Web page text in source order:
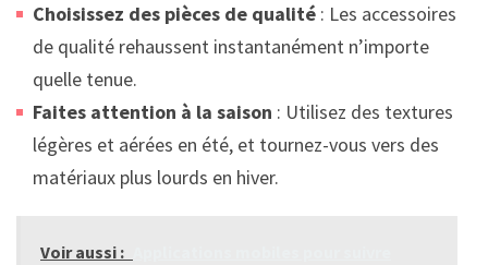
Choisissez des pièces de qualité : Les accessoires
de qualité rehaussent instantanément n’importe
quelle tenue.
Faites attention à la saison : Utilisez des textures
légères et aérées en été, et tournez-vous vers des
matériaux plus lourds en hiver.
Voir aussi :